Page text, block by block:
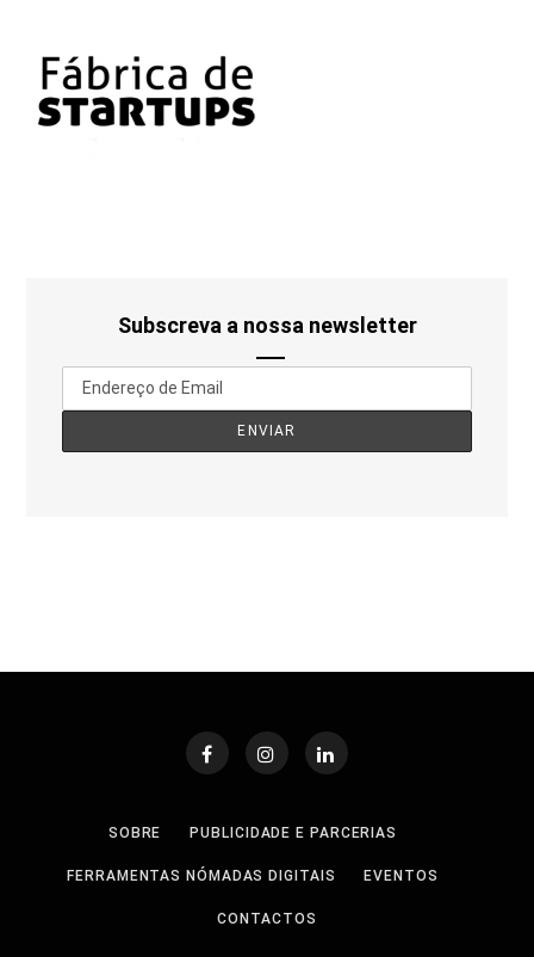
Subscreva a nossa newsletter
SOBRE PUBLICIDADE E PARCERIAS
FERRAMENTAS NÓMADAS DIGITAIS EVENTOS
CONTACTOS